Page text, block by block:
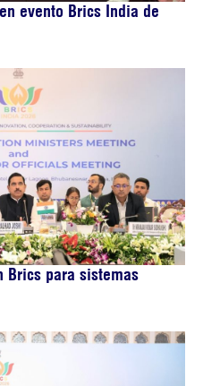
evento Brics India de
Brics para sistemas